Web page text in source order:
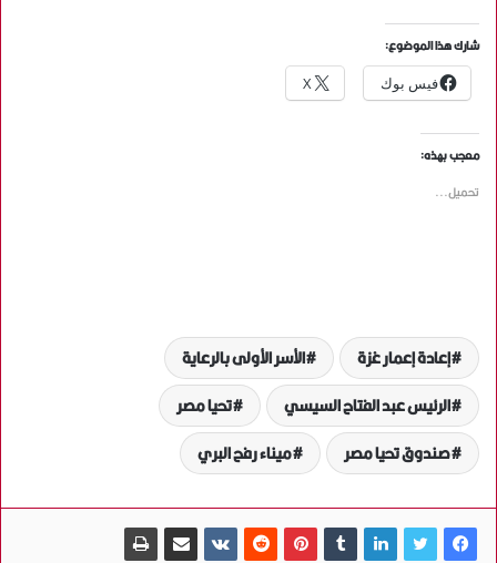
شارك هذا الموضوع:
فيس بوك X
معجب بهذه:
تحميل...
إعادة إعمار غزة
الأسر الأولى بالرعاية
الرئيس عبد الفتاح السيسي
تحيا مصر
صندوق تحيا مصر
ميناء رفح البري